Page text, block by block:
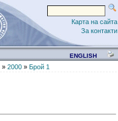
Карта на сайта
За контакти
ENGLISH
» 2000» Брой 1